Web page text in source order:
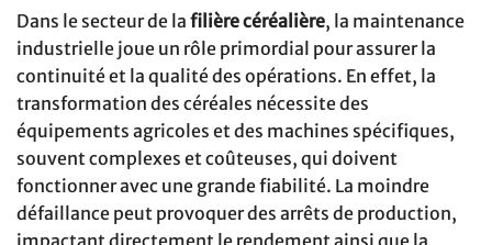
Dans le secteur de la filière céréalière, la maintenance
industrielle joue un rôle primordial pour assurer la
continuité et la qualité des opérations. En effet, la
transformation des céréales nécessite des
équipements agricoles et des machines spécifiques,
souvent complexes et coûteuses, qui doivent
fonctionner avec une grande fiabilité. La moindre
défaillance peut provoquer des arrêts de production,